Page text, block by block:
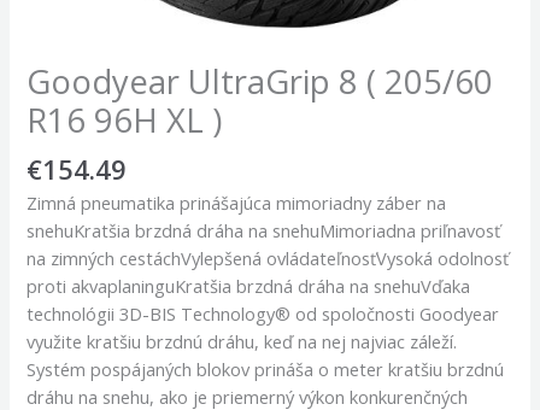
Goodyear UltraGrip 8 ( 205/60
R16 96H XL )
€154.49
Zimná pneumatika prinášajúca mimoriadny záber na
snehuKratšia brzdná dráha na snehuMimoriadna priľnavosť
na zimných cestáchVylepšená ovládateľnosťVysoká odolnosť
proti akvaplaninguKratšia brzdná dráha na snehuVďaka
technológii 3D-BIS Technology® od spoločnosti Goodyear
využite kratšiu brzdnú dráhu, keď na nej najviac záleží.
Systém pospájaných blokov prináša o meter kratšiu brzdnú
dráhu na snehu, ako je priemerný výkon konkurenčných